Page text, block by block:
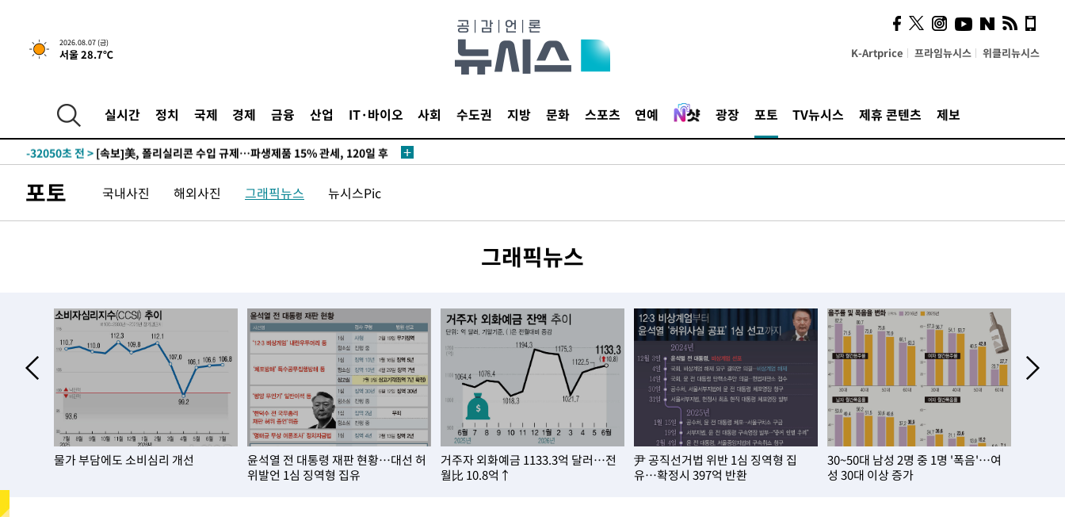
2026.08.07 (금)
서울 28.7℃ K-Artprice 프라임뉴시스 위클리뉴시스
실시간 정치 국제 경제 금융 산업 IT·바이오 사회 수도권 지방 문화 스포츠 연예 광장 포토 TV뉴시스 제휴 콘텐츠 제보
-27901초 전 >
-32050초 전 > [속보]美, 폴리실리콘 수입 규제…파생제품 15% 관세, 120일 후
-27901초 전 >
[속보] 뉴욕증시, 일제 하락 마감…나스닥 0.06%↓
-32050초 전 >[속보]美, 폴리실리콘 수입 규제…파생제품 15% 관세, 120일 후
포토 국내사진 해외사진 그래픽뉴스 뉴시스Pic
그래픽뉴스
물가 부담에도 소비심리 개선
윤석열 전 대통령 재판 현황…대선 허
위발언 1심 징역형 집유
거주자 외화예금 1133.3억 달러…전
월比 10.8억↑
尹 공직선거법 위반 1심 징역형 집
유…확정시 397억 반환
30~50대 남성 2명 중 1명 '폭음'…여
성 30대 이상 증가